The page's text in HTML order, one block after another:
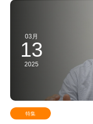
03月
13
2025
特集